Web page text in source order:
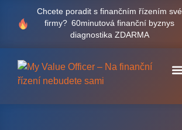
Chcete poradit s finančním řízením své
firmy?60minutová finanční byznys
diagnostika ZDARMA